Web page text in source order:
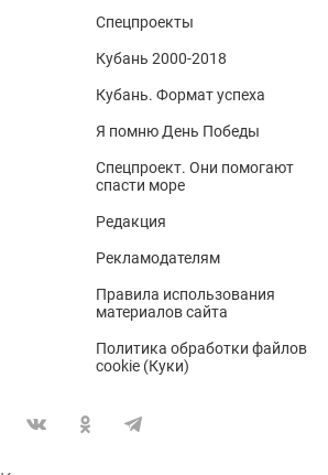
Спецпроекты
Кубань 2000-2018
Кубань. Формат успеха
Я помню День Победы
Спецпроект. Они помогают
спасти море
Редакция
Рекламодателям
Правила использования
материалов сайта
Политика обработки файлов
cookie (Куки)